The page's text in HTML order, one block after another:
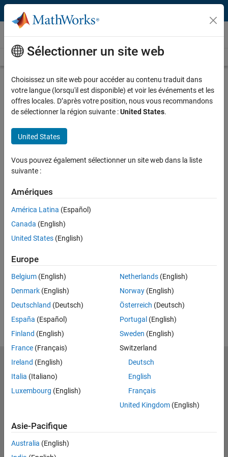
Passer au contenu
Vidéos
Videos Home Search
Play
Description
Published: 26 Jul 2018
Feedback
RELATED VIDEOS
View more related videos
Sélectionner un site web
Choisissez un site web pour accéder au contenu traduit dans
votre langue (lorsqu'il est disponible) et voir les événements et les
offres locales. D’après votre position, nous vous recommandons
de sélectionner la région suivante :United States.
United States
Vous pouvez également sélectionner un site web dans la liste
suivante :
Amériques
América Latina (Español)
Canada (English)
United States (English)
Europe
Belgium (English)
Denmark (English)
Deutschland (Deutsch)
España (Español)
Finland (English)
France (Français)
Ireland (English)
Italia (Italiano)
Luxembourg (English)
Netherlands(English)
Norway(English)
Österreich (Deutsch)
Portugal (English)
Sweden (English)
Switzerland
Deutsch
English
Français
United Kingdom(English)
Asie-Pacifique
Australia (English)
MathWorks
Accelerating the pace of engineering and science
Découvrir les produits